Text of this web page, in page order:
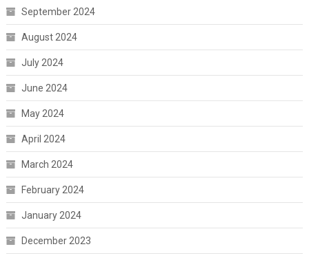
September 2024
August 2024
July 2024
June 2024
May 2024
April 2024
March 2024
February 2024
January 2024
December 2023